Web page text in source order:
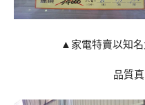
▲家電特賣以知名
品質